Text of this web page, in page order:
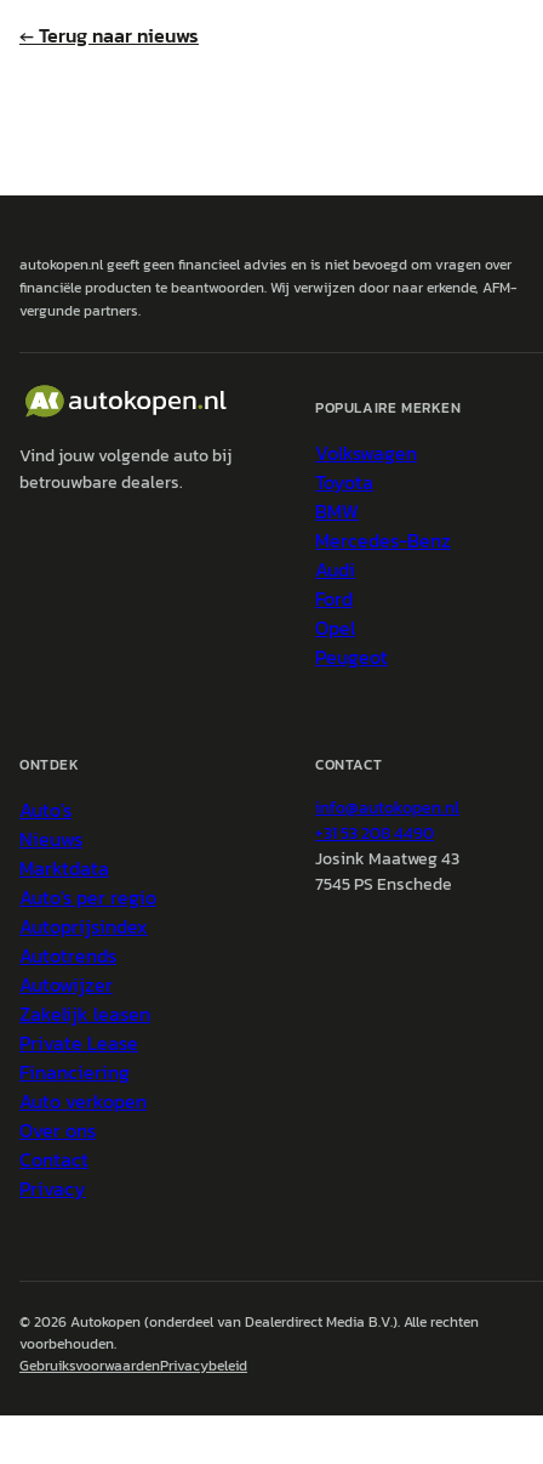
← Terug naar nieuws
autokopen.nl geeft geen financieel advies en is niet bevoegd om vragen over
financiële producten te beantwoorden. Wij verwijzen door naar erkende, AFM-
vergunde partners.
Vind jouw volgende auto bij
betrouwbare dealers.
POPULAIRE MERKEN
Volkswagen
Toyota
BMW
Mercedes-Benz
Audi
Ford
Opel
Peugeot
ONTDEK
Auto's
Nieuws
Marktdata
Auto's per regio
Autoprijsindex
Autotrends
Autowijzer
Zakelijk leasen
Private Lease
Financiering
Auto verkopen
Over ons
Contact
Privacy
CONTACT
info@autokopen.nl
+31 53 208 4490
Josink Maatweg 43
7545 PS Enschede
© 2026Autokopen(onderdeel van Dealerdirect Media B.V.). Alle rechten
voorbehouden.
GebruiksvoorwaardenPrivacybeleid